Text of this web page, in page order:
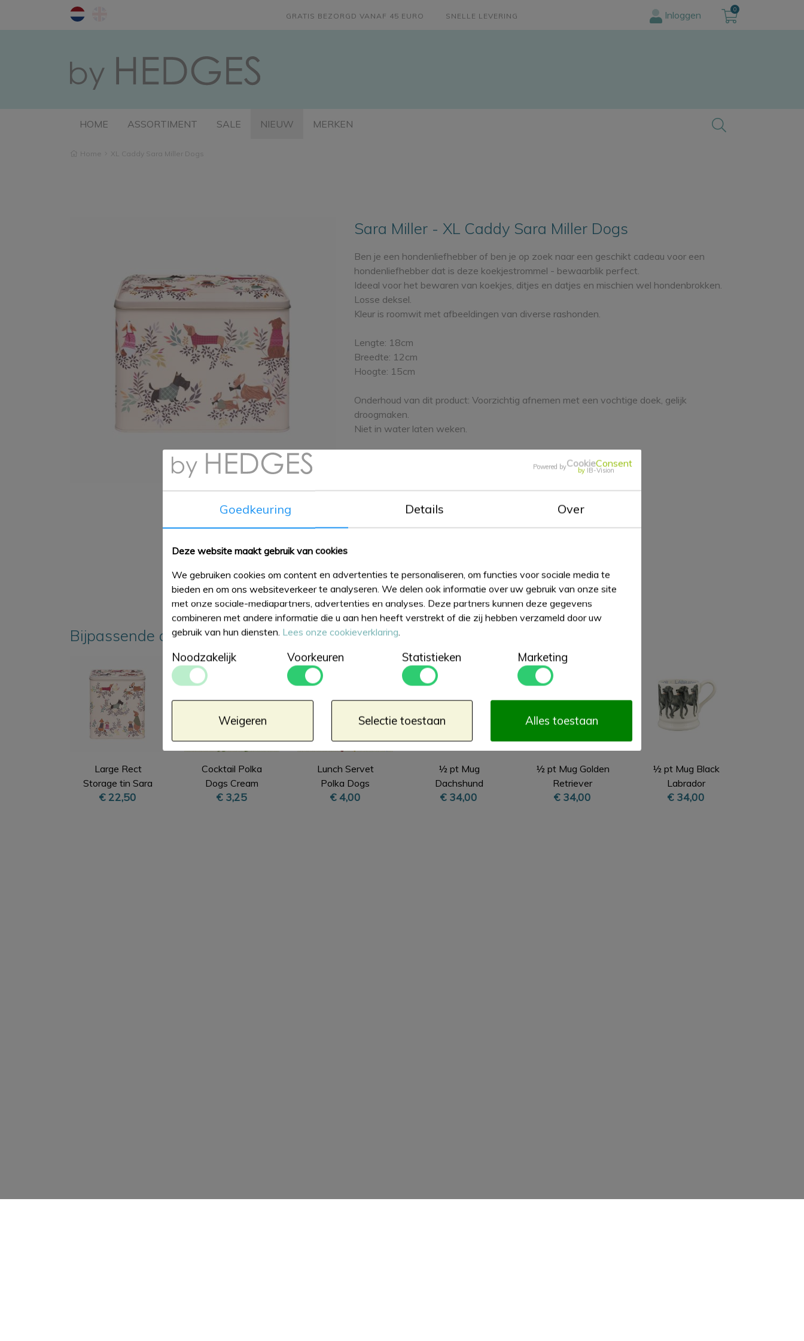
GRATIS BEZORGD VANAF 45 EURO SNELLE LEVERING
0
Inloggen
HOME ASSORTIMENT SALE NIEUW MERKEN
Home XL Caddy Sara Miller Dogs
Sara Miller - XL Caddy Sara Miller Dogs
Ben je een hondenliefhebber of ben je op zoek naar een geschikt cadeau voor een
hondenliefhebber dat is deze koekjestrommel - bewaarblik perfect.
Ideeal voor het bewaren van koekjes, ditjes en datjes en mischien wel hondenbrokken.
Losse deksel.
Kleur is roomwit met afbeeldingen van diverse rashonden.
Lengte: 18cm
Breedte: 12cm
Hoogte: 15cm
Onderhoud van dit product: Voorzichtig afnemen met een vochtige doek, gelijk
droogmaken.
Niet in water laten weken.
Tins
€ 22,50 Bestel
Bijpassende artikelen
Large Rect
Storage tin Sara
Miller Dogs
€ 22,50
Cocktail Polka
Dogs Cream
€ 3,25
Lunch Servet
Polka Dogs
Cream
€ 4,00
½ pt Mug
Dachshund
€ 34,00
½ pt Mug Golden
Retriever
€ 34,00
½ pt Mug Black
Labrador
standing
€ 34,00
Powered byCookieConsent
by IB-Vision
Goedkeuring Details Over
Deze website maakt gebruik van cookies
We gebruiken cookies om content en advertenties te personaliseren, om functies voor sociale media te
bieden en om ons websiteverkeer te analyseren. We delen ook informatie over uw gebruik van onze site
met onze sociale-mediapartners, advertenties en analyses. Deze partners kunnen deze gegevens
combineren met andere informatie die u aan hen heeft verstrekt of die zij hebben verzameld door uw
gebruik van hun diensten. Lees onze cookieverklaring.
Noodzakelijk Voorkeuren Statistieken Marketing
Weigeren Selectie toestaan Alles toestaan